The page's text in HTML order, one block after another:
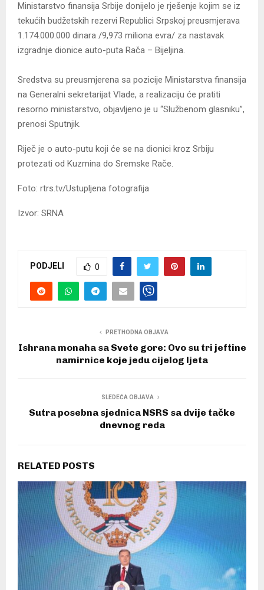
Ministarstvo finansija Srbije donijelo je rješenje kojim se iz
tekućih budžetskih rezervi Republici Srpskoj preusmjerava
1.174.000.000 dinara /9,973 miliona evra/ za nastavak
izgradnje dionice auto-puta Rača – Bijeljina.
Sredstva su preusmjerena sa pozicije Ministarstva finansija
na Generalni sekretarijat Vlade, a realizaciju će pratiti
resorno ministarstvo, objavljeno je u “Službenom glasniku”,
prenosi Sputnjik.
Riječ je o auto-putu koji će se na dionici kroz Srbiju
protezati od Kuzmina do Sremske Rače.
Foto: rtrs.tv/Ustupljena fotografija
Izvor: SRNA
PODJELI 0
PRETHODNA OBJAVA
Ishrana monaha sa Svete gore: Ovo su tri jeftine
namirnice koje jedu cijelog ljeta
SLEDEĆA OBJAVA
Sutra posebna sjednica NSRS sa dvije tačke
dnevnog reda
RELATED POSTS